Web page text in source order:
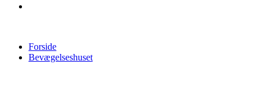
Forside
Bevægelseshuset